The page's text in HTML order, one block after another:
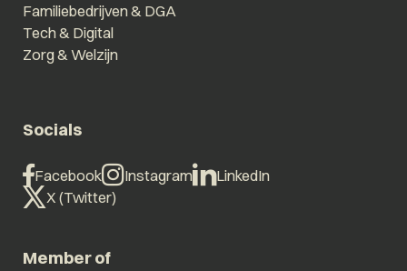
Familiebedrijven & DGA
Tech & Digital
Zorg & Welzijn
Socials
Facebook Instagram
LinkedIn
X (Twitter)
Member of